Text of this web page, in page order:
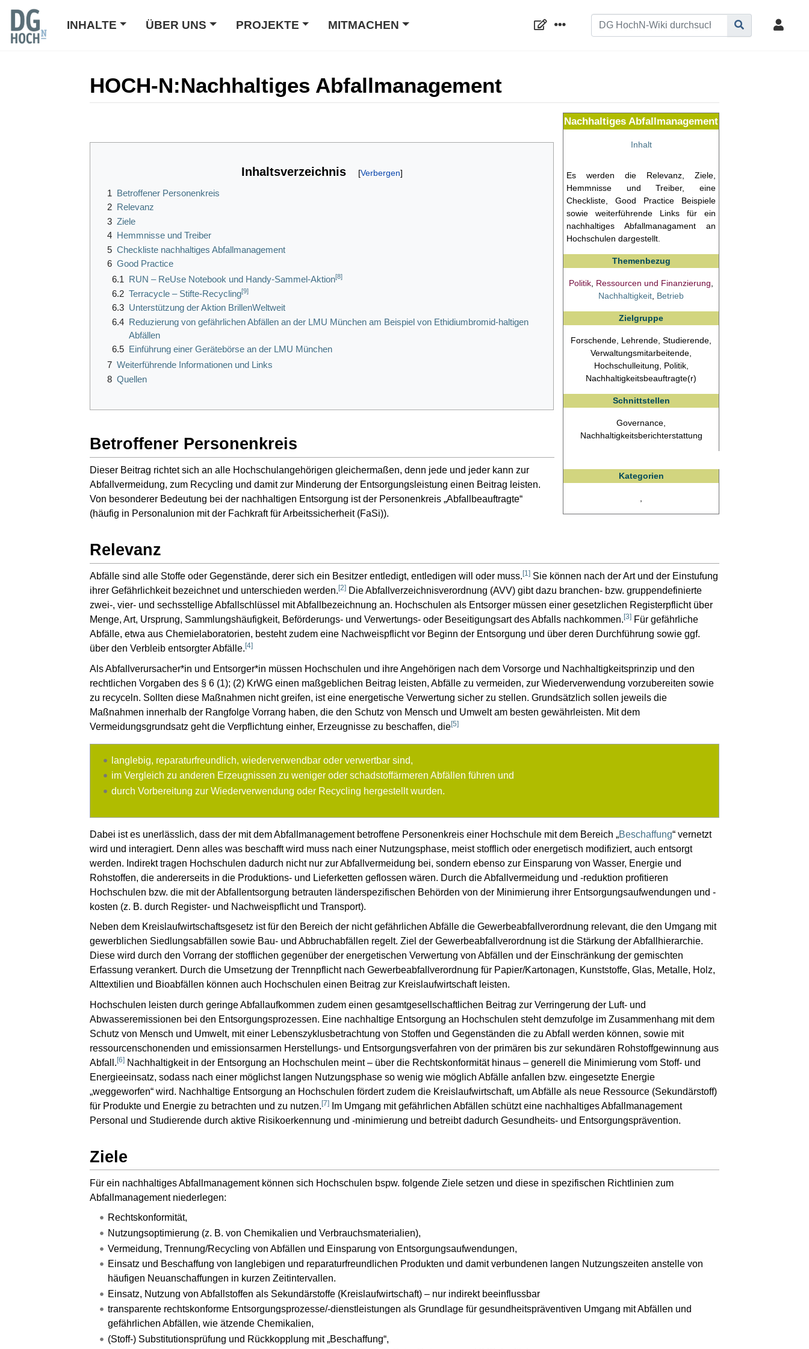
INHALTE ÜBER UNS PROJEKTE MITMACHEN
HOCH-N:Nachhaltiges Abfallmanagement
Nachhaltiges Abfallmanagement
Inhalt
Es werden die Relevanz, Ziele,
Hemmnisse und Treiber, eine
Checkliste, Good Practice Beispiele
sowie weiterführende Links für ein
nachhaltiges Abfallmanagament an
Hochschulen dargestellt.
Themenbezug
Politik Ressourcen und Finanzierung
Nachhaltigkeit Betrieb
Zielgruppe
Forschende, Lehrende, Studierende,
Verwaltungsmitarbeitende,
Hochschulleitung, Politik,
Nachhaltigkeitsbeauftragte(r)
Schnittstellen
Governance,
Nachhaltigkeitsberichterstattung
Kategorien
Inhaltsverzeichnis
1 Betroffener Personenkreis
2 Relevanz
3 Ziele
4 Hemmnisse und Treiber
5 Checkliste nachhaltiges Abfallmanagement
6 Good Practice
6.1 RUN – ReUse Notebook und Handy-Sammel-Aktion[8]
6.2 Terracycle – Stifte-Recycling[9]
6.3 Unterstützung der Aktion BrillenWeltweit
6.4 Reduzierung von gefährlichen Abfällen an der LMU München am Beispiel von Ethidiumbromid-haltigen
Abfällen
6.5 Einführung einer Gerätebörse an der LMU München
7 Weiterführende Informationen und Links
8 Quellen
Betroffener Personenkreis
Dieser Beitrag richtet sich an alle Hochschulangehörigen gleichermaßen, denn jede und jeder kann zur
Abfallvermeidung, zum Recycling und damit zur Minderung der Entsorgungsleistung einen Beitrag leisten.
Von besonderer Bedeutung bei der nachhaltigen Entsorgung ist der Personenkreis „Abfallbeauftragte“
(häufig in Personalunion mit der Fachkraft für Arbeitssicherheit (FaSi)).
Relevanz
Abfälle sind alle Stoffe oder Gegenstände, derer sich ein Besitzer entledigt, entledigen will oder muss. [1] Sie können nach der Art und der Einstufung
ihrer Gefährlichkeit bezeichnet und unterschieden werden. [2] Die Abfallverzeichnisverordnung (AVV) gibt dazu branchen- bzw. gruppendefinierte
zwei-, vier- und sechsstellige Abfallschlüssel mit Abfallbezeichnung an. Hochschulen als Entsorger müssen einer gesetzlichen Registerpflicht über
Menge, Art, Ursprung, Sammlungshäufigkeit, Beförderungs- und Verwertungs- oder Beseitigungsart des Abfalls nachkommen. [3] Für gefährliche
Abfälle, etwa aus Chemielaboratorien, besteht zudem eine Nachweispflicht vor Beginn der Entsorgung und über deren Durchführung sowie ggf.
über den Verbleib entsorgter Abfälle. [4]
Als Abfallverursacher*in und Entsorger*in müssen Hochschulen und ihre Angehörigen nach dem Vorsorge und Nachhaltigkeitsprinzip und den
rechtlichen Vorgaben des § 6 (1); (2) KrWG einen maßgeblichen Beitrag leisten, Abfälle zu vermeiden, zur Wiederverwendung vorzubereiten sowie
zu recyceln. Sollten diese Maßnahmen nicht greifen, ist eine energetische Verwertung sicher zu stellen. Grundsätzlich sollen jeweils die
Maßnahmen innerhalb der Rangfolge Vorrang haben, die den Schutz von Mensch und Umwelt am besten gewährleisten. Mit dem
Vermeidungsgrundsatz geht die Verpflichtung einher, Erzeugnisse zu beschaffen, die[5]
langlebig, reparaturfreundlich, wiederverwendbar oder verwertbar sind,
im Vergleich zu anderen Erzeugnissen zu weniger oder schadstoffärmeren Abfällen führen und
durch Vorbereitung zur Wiederverwendung oder Recycling hergestellt wurden.
Dabei ist es unerlässlich, dass der mit dem Abfallmanagement betroffene Personenkreis einer Hochschule mit dem Bereich „Beschaffung“ vernetzt
wird und interagiert. Denn alles was beschafft wird muss nach einer Nutzungsphase, meist stofflich oder energetisch modifiziert, auch entsorgt
werden. Indirekt tragen Hochschulen dadurch nicht nur zur Abfallvermeidung bei, sondern ebenso zur Einsparung von Wasser, Energie und
Rohstoffen, die andererseits in die Produktions- und Lieferketten geflossen wären. Durch die Abfallvermeidung und -reduktion profitieren
Hochschulen bzw. die mit der Abfallentsorgung betrauten länderspezifischen Behörden von der Minimierung ihrer Entsorgungsaufwendungen und -
kosten (z. B. durch Register- und Nachweispflicht und Transport).
Neben dem Kreislaufwirtschaftsgesetz ist für den Bereich der nicht gefährlichen Abfälle die Gewerbeabfallverordnung relevant, die den Umgang mit
gewerblichen Siedlungsabfällen sowie Bau- und Abbruchabfällen regelt. Ziel der Gewerbeabfallverordnung ist die Stärkung der Abfallhierarchie.
Diese wird durch den Vorrang der stofflichen gegenüber der energetischen Verwertung von Abfällen und der Einschränkung der gemischten
Erfassung verankert. Durch die Umsetzung der Trennpflicht nach Gewerbeabfallverordnung für Papier/Kartonagen, Kunststoffe, Glas, Metalle, Holz,
Alttextilien und Bioabfällen können auch Hochschulen einen Beitrag zur Kreislaufwirtschaft leisten.
Hochschulen leisten durch geringe Abfallaufkommen zudem einen gesamtgesellschaftlichen Beitrag zur Verringerung der Luft- und
Abwasseremissionen bei den Entsorgungsprozessen. Eine nachhaltige Entsorgung an Hochschulen steht demzufolge im Zusammenhang mit dem
Schutz von Mensch und Umwelt, mit einer Lebenszyklusbetrachtung von Stoffen und Gegenständen die zu Abfall werden können, sowie mit
ressourcenschonenden und emissionsarmen Herstellungs- und Entsorgungsverfahren von der primären bis zur sekundären Rohstoffgewinnung aus
Abfall. [6] Nachhaltigkeit in der Entsorgung an Hochschulen meint – über die Rechtskonformität hinaus – generell die Minimierung vom Stoff- und
Energieeinsatz, sodass nach einer möglichst langen Nutzungsphase so wenig wie möglich Abfälle anfallen bzw. eingesetzte Energie
„weggeworfen“ wird. Nachhaltige Entsorgung an Hochschulen fördert zudem die Kreislaufwirtschaft, um Abfälle als neue Ressource (Sekundärstoff)
für Produkte und Energie zu betrachten und zu nutzen. [7]
Im Umgang mit gefährlichen Abfällen schützt eine nachhaltiges Abfallmanagement
Personal und Studierende durch aktive Risikoerkennung und -minimierung und betreibt dadurch Gesundheits- und Entsorgungsprävention.
Ziele
Für ein nachhaltiges Abfallmanagement können sich Hochschulen bspw. folgende Ziele setzen und diese in spezifischen Richtlinien zum
Abfallmanagement niederlegen:
Rechtskonformität,
Nutzungsoptimierung (z. B. von Chemikalien und Verbrauchsmaterialien),
Vermeidung, Trennung/Recycling von Abfällen und Einsparung von Entsorgungsaufwendungen,
Einsatz und Beschaffung von langlebigen und reparaturfreundlichen Produkten und damit verbundenen langen Nutzungszeiten anstelle von
häufigen Neuanschaffungen in kurzen Zeitintervallen.
Einsatz, Nutzung von Abfallstoffen als Sekundärstoffe (Kreislaufwirtschaft) – nur indirekt beeinflussbar
transparente rechtskonforme Entsorgungsprozesse/-dienstleistungen als Grundlage für gesundheitspräventiven Umgang mit Abfällen und
gefährlichen Abfällen, wie ätzende Chemikalien,
(Stoff-) Substitutionsprüfung und Rückkopplung mit „Beschaffung“,